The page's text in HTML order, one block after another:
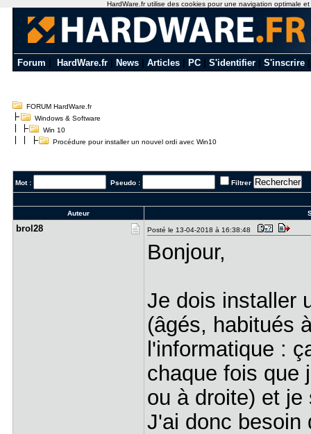
Forum HardWare.fr News Articles PC S'identifier S'inscrire
FORUM HardWare.fr
Windows & Software
Win 10
Procédure pour installer un nouvel ordi avec Win10
Mot : Pseudo : Filtrer
Auteur
brol28 Posté le 13-04-2018 à 16:38:48
Bonjour,
Je dois installer
(âgés, habitués
l'informatique :
chaque fois que
ou à droite) et je
J'ai donc besoin
HardWare.fr utilise des cookies pour une navigation optimale